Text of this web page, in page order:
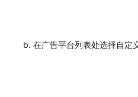
b. 在广告平台列表处选择自定